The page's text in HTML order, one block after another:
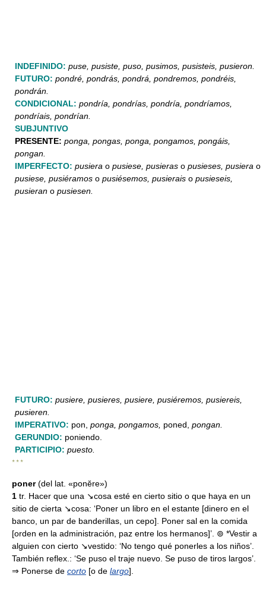
INDEFINIDO: puse, pusiste, puso, pusimos, pusisteis, pusieron.
FUTURO: pondré, pondrás, pondrá, pondremos, pondréis,
pondrán.
CONDICIONAL: pondría, pondrías, pondría, pondríamos,
pondríais, pondrían.
SUBJUNTIVO
PRESENTE: ponga, pongas, ponga, pongamos, pongáis,
pongan.
IMPERFECTO: pusiera o pusiese, pusieras o pusieses, pusiera o
pusiese, pusiéramos o pusiésemos, pusierais o pusieseis,
pusieran o pusiesen.
FUTURO: pusiere, pusieres, pusiere, pusiéremos, pusiereis,
pusieren.
IMPERATIVO: pon, ponga, pongamos, poned, pongan.
GERUNDIO: poniendo.
PARTICIPIO: puesto.
* * *
poner(del lat. «ponĕre»)
1 tr. Hacer que una ↘cosa esté en cierto sitio o que haya en un
sitio de cierta ↘cosa: ‘Poner un libro en el estante [dinero en el
banco, un par de banderillas, un cepo]. Poner sal en la comida
[orden en la administración, paz entre los hermanos]’. ⊚ *Vestir a
alguien con cierto ↘vestido: ‘No tengo qué ponerles a los niños’.
También reflex.: ‘Se puso el traje nuevo. Se puso de tiros largos’.
⇒ Ponerse de corto [o de largo].